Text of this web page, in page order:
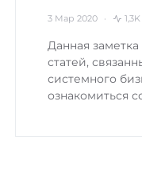
3 Мар 2020
Данная
статей,
системного
ознакомиться